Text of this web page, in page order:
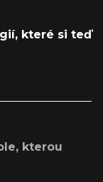
které si teď
kterou